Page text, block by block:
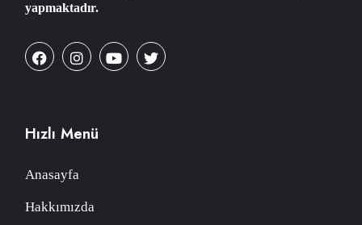
yapmaktadır.
Hızlı Menü
Anasayfa
Hakkımızda